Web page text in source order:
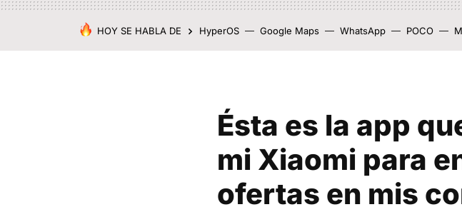
HOY SE HABLA DE HyperOS Google Maps WhatsApp POCO
Ésta es la app
mi Xiaomi para
ofertas en mis